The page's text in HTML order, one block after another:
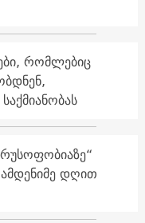
რომლებიც
დღით